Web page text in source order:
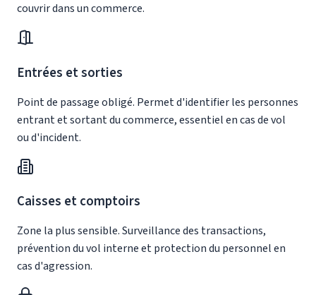
couvrir dans un commerce.
Entrées et sorties
Point de passage obligé. Permet d'identifier les personnes
entrant et sortant du commerce, essentiel en cas de vol
ou d'incident.
Caisses et comptoirs
Zone la plus sensible. Surveillance des transactions,
prévention du vol interne et protection du personnel en
cas d'agression.